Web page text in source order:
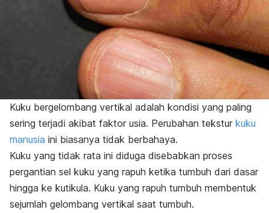
Kuku bergelombang vertikal adalah kondisi yang paling
sering terjadi akibat faktor usia. Perubahan tekstur kuku
manusia ini biasanya tidak berbahaya.
Kuku yang tidak rata ini diduga disebabkan proses
pergantian sel kuku yang rapuh ketika tumbuh dari dasar
hingga ke kutikula. Kuku yang rapuh tumbuh membentuk
sejumlah gelombang vertikal saat tumbuh.